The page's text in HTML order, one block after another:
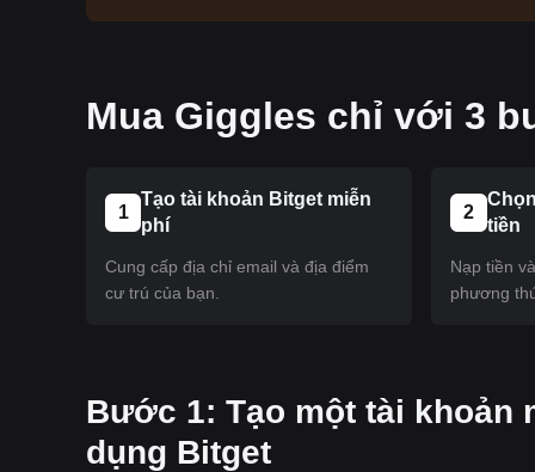
Mua Giggles chỉ với 3
1
Tạo tài khoản Bitget miễn
phí
Cung cấp địa chỉ email và địa điểm
cư trú của bạn.
2
tiền
Nạp tiền
phương
‌Bước 1: Tạo một tài khoản
dụng Bitget